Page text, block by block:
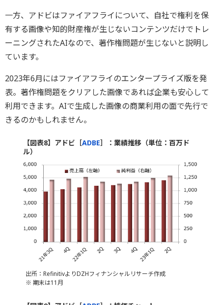
一方、アドビはファイアフライについて、自社で権利を保
有する画像や知的財産権が生じないコンテンツだけでトレ
ーニングされたAIなので、著作権問題が生じないと説明し
ています。
2023年6月にはファイアフライのエンタープライズ版を発
表。著作権問題をクリアした画像であれば企業も安心して
利用できます。AIで生成した画像の商業利用の面で先行で
きるのかもしれません。
【図表8】アドビ［ADBE］：業績推移（単位：百万ド
ル）
出所：RefinitivよりDZHフィナンシャルリサーチ作成
※ 期末は11月